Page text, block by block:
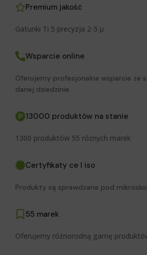
Premium jakość
Gatunki Ti 5 precyzja 2-5 μ
Wsparcie online
Oferujemy profesjonalne wsparcie ze
danej dziedzinie.
13000 produktów na stanie
1300 produktów 55 różnych marek
Certyfikaty ce I iso
Produkty są sprawdzane pod
55 marek
Oferujemy różnorodną gamę